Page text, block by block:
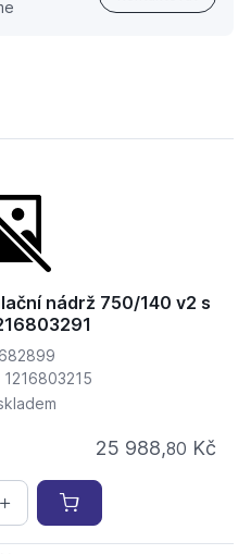
nádrž 750/140 v2 s
25 988,80 Kč